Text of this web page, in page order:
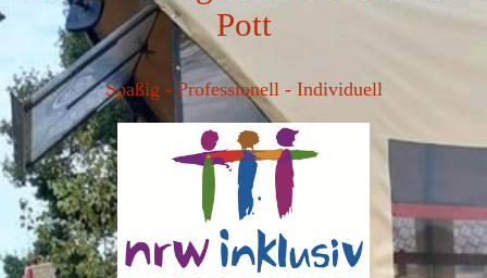
Pott
Spaßig - Professionell - Individuell